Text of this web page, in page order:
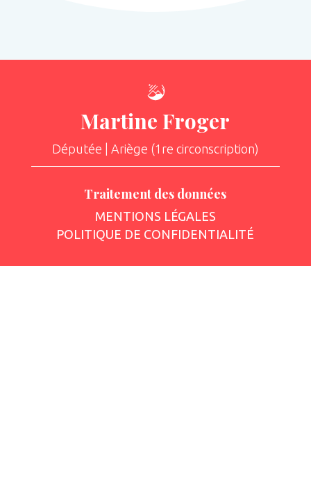
Martine Froger
Députée | Ariège (1re circonscription)
Traitement des données
MENTIONS LÉGALES
POLITIQUE DE CONFIDENTIALITÉ